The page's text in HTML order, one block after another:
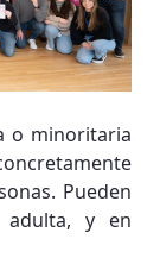
o minoritaria
Pueden
y en